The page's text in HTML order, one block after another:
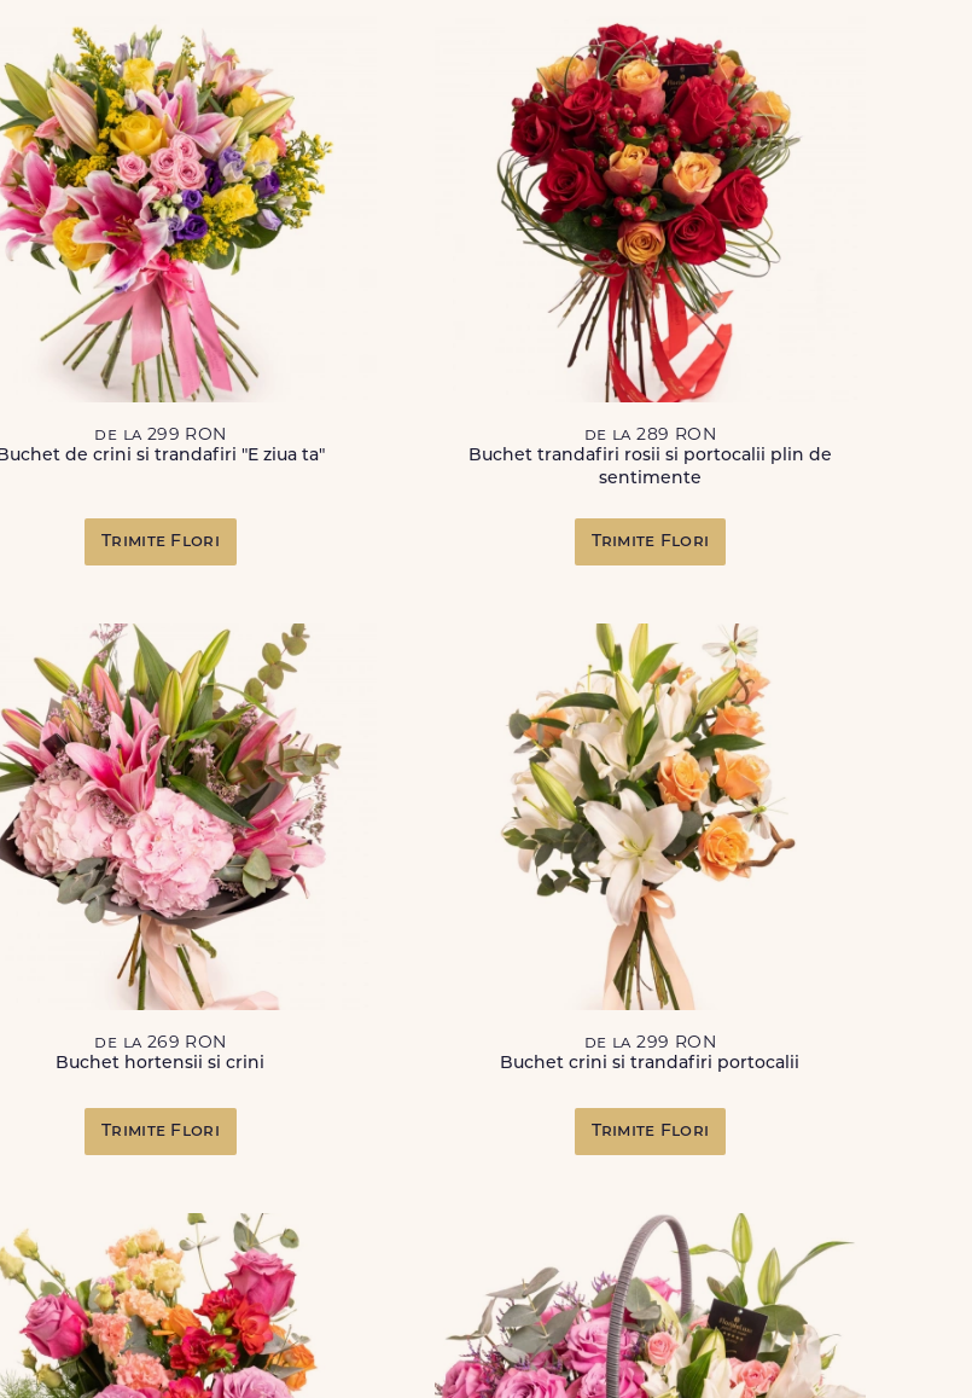
de la 299 RON
de crini si trandafiri "E ziua ta"
Trimite Flori
de la 289 RON
Buchet trandafiri rosii si portocalii plin de
sentimente
Trimite Flori
de la 269 RON
Buchet hortensii si crini
Trimite Flori
de la 299 RON
Buchet crini si trandafiri portocalii
Trimite Flori